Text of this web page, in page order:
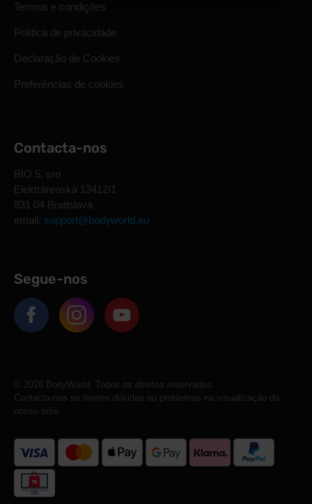
Termos e condições
Política de privacidade
Declaração de Cookies
Preferências de cookies
Contacta-nos
BIO 5, sro
Elektrárenská 13412/1
831 04 Bratislava
email: support@bodyworld.eu
Segue-nos
© 2026 BodyWorld. Todos os direitos reservados.
Contacta-nos se tiveres dúvidas ou problemas na visualização do
nosso sítio